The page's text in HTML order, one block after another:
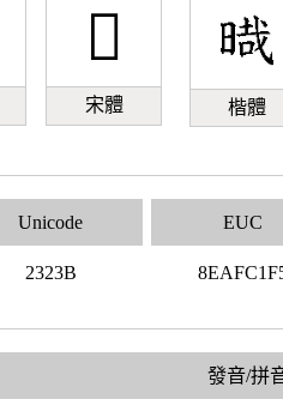
𣈻
宋體 楷體
Unicode
2323B
EUC
發音/拼